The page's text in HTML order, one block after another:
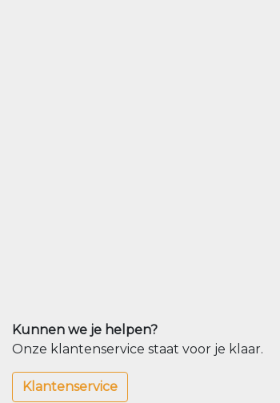
Kunnen we je helpen?
Onze klantenservice staat voor je klaar.
Klantenservice